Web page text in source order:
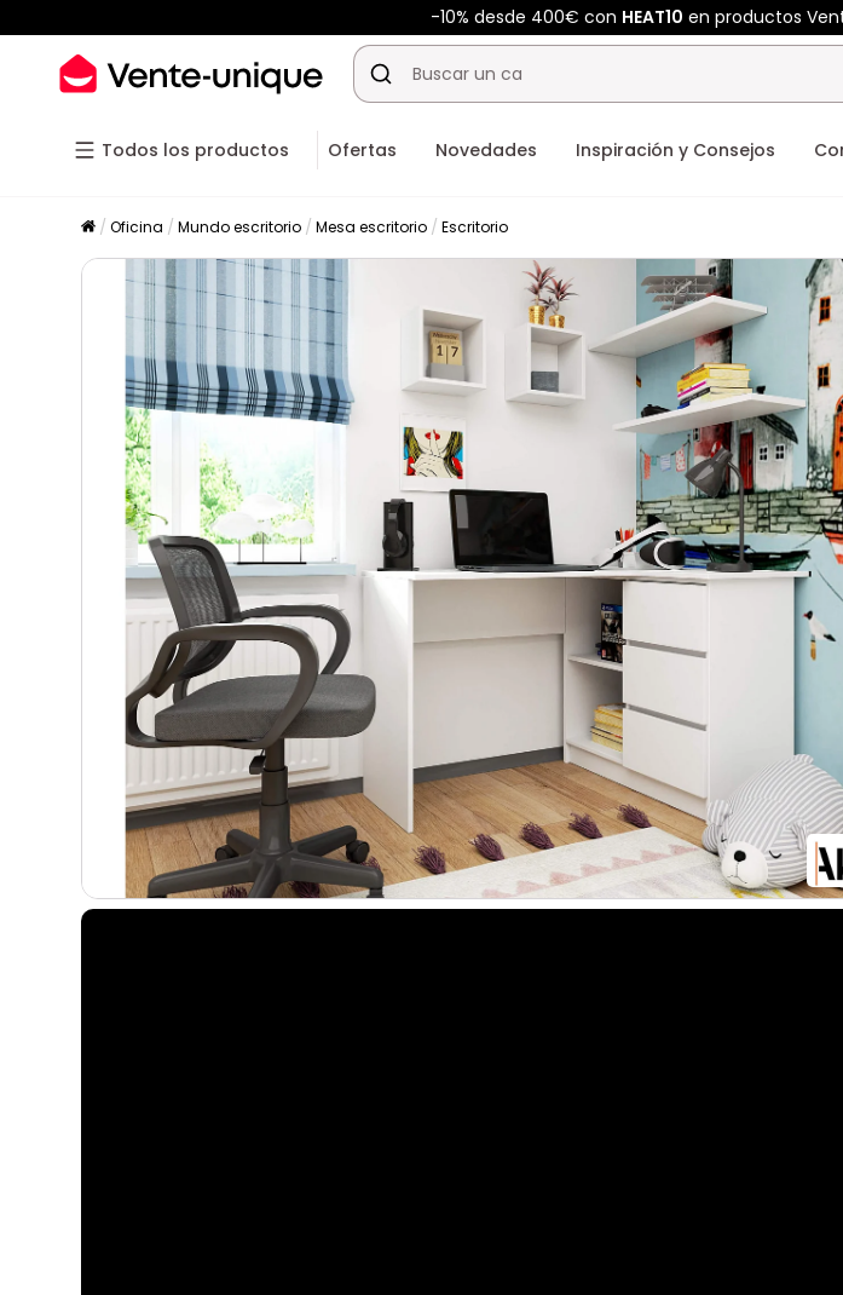
-10% desde 400€ con HEAT10 en productos
Todos los productos Ofertas Novedades Inspiración y Consejos
Oficina Mundo escritorio Mesa escritorio Escritorio